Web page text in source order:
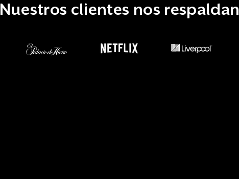
Nuestros clientes nos respaldan